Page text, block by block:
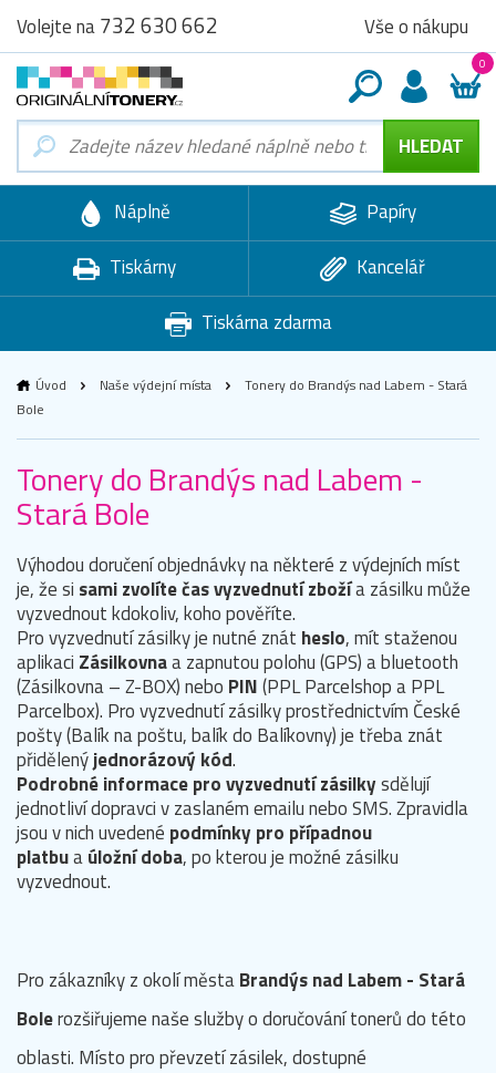
Volejte na732 630 662 Vše o nákupu
0
Náplně
Papíry
Tiskárny
Kancelář
Tiskárna zdarma
Úvod Naše výdejní místa
Tonery do Brandýs nad Labem - Stará
Bole
Tonery do Brandýs nad Labem -
Stará Bole
Výhodou doručení objednávky na některé z výdejních míst
je, že si sami zvolíte čas vyzvednutí zbožía zásilku může
vyzvednout kdokoliv, koho pověříte.
Pro vyzvednutí zásilky je nutné znát heslo, mít staženou
aplikaci Zásilkovnaa zapnutou polohu (GPS) a bluetooth
(Zásilkovna – Z-BOX) nebo PIN(PPL Parcelshop a PPL
Parcelbox). Pro vyzvednutí zásilky prostřednictvím České
pošty (Balík na poštu, balík do Balíkovny) je třeba znát
přidělenýjednorázový kód.
Podrobné informace pro vyzvednutí zásilkysdělují
jednotliví dopravci v zaslaném emailu nebo SMS. Zpravidla
jsou v nich uvedené podmínky pro případnou
platbuaúložní doba, po kterou je možné zásilku
vyzvednout.
Pro zákazníky z okolí městaBrandýs nad Labem - Stará
Bolerozšiřujeme naše služby o doručování tonerů do této
oblasti. Místo pro převzetí zásilek, dostupné